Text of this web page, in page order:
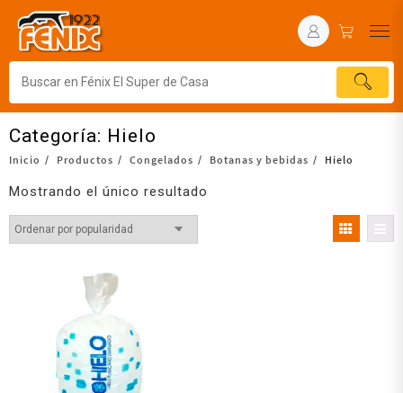
Categoría: Hielo
Inicio Productos Congelados Botanas y bebidas Hielo
Mostrando el único resultado